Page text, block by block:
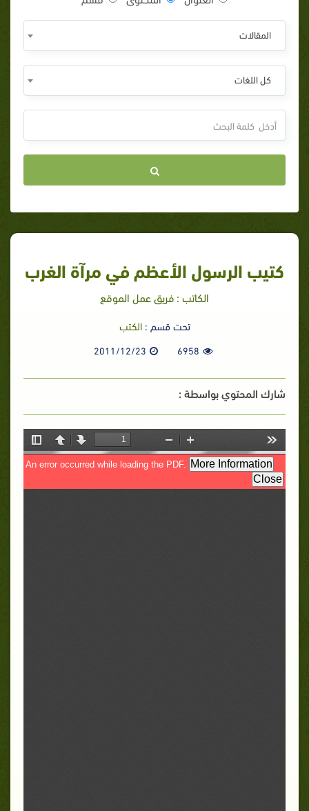
المقالات
كل اللغات
كتيب الرسول الأعظم في مرآة الغرب
الكاتب : فريق عمل الموقع
تحت قسم :الكتب
6958
2011/12/23
شارك المحتوي بواسطة :